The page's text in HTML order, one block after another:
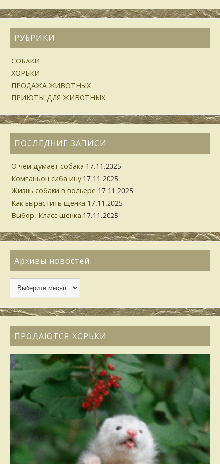
РУБРИКИ
СОБАКИ
ХОРЬКИ
ПРОДАЖА ЖИВОТНЫХ
ПРИЮТЫ ДЛЯ ЖИВОТНЫХ
ПОСЛЕДНИЕ ЗАПИСИ
О чем думает собака 17.11.2025
Компаньон сиба ину 17.11.2025
Жизнь собаки в вольере 17.11.2025
Как вырастить щенка 17.11.2025
Выбор. Класс щенка 17.11.2025
Архивы новостей
ПРОДАЮТСЯ ХОРЬКИ